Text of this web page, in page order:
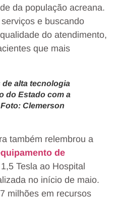
da população acreana.
e buscando
do atendimento,
que mais
alta tecnologia
do Estado com a
Clemerson
também relembrou a
de
1,5 Tesla ao Hospital
no início de maio.
milhões em recursos